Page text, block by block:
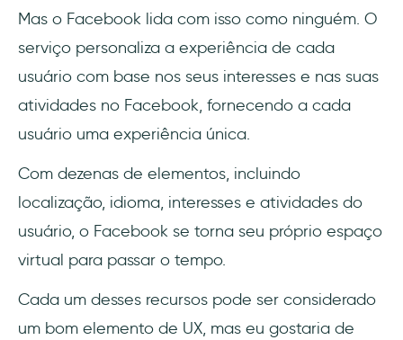
Mas o Facebook lida com isso como ninguém. O
serviço personaliza a experiência de cada
usuário com base nos seus interesses e nas suas
atividades no Facebook, fornecendo a cada
usuário uma experiência única.
Com dezenas de elementos, incluindo
localização, idioma, interesses e atividades do
usuário, o Facebook se torna seu próprio espaço
virtual para passar o tempo.
Cada um desses recursos pode ser considerado
um bom elemento de UX, mas eu gostaria de